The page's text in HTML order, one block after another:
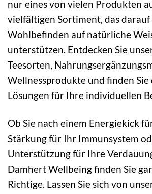
nur eines von vielen Produkten
vielfältigen Sortiment, das
Wohlbefinden auf natürliche
unterstützen. Entdecken Sie
Teesorten,
Wellnessprodukte und finden Sie
Lösungen für Ihre individuellen
Ob Sie nach einem Energiekick
Stärkung für Ihr Immunsystem
Unterstützung für Ihre
Damhert Wellbeing finden Sie
Richtige. Lassen Sie sich von